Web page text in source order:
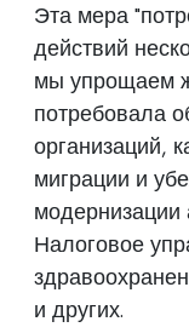
Эта мера
действий
мы упрощаем
потребовала
организаций,
миграции и
модернизации
Налоговое
и других.